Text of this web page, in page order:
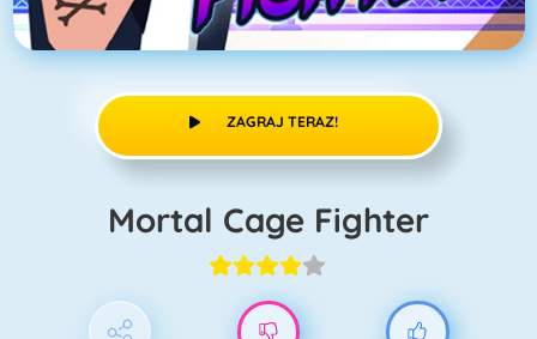
ZAGRAJ TERAZ!
Mortal Cage Fighter